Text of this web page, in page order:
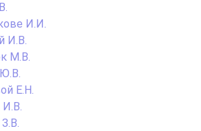
И.И.
И.В.
М.В.
Е.Н.